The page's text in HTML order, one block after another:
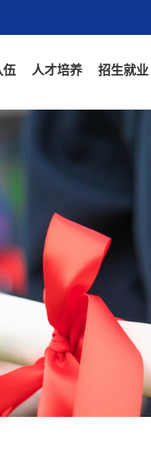
伍 人才培养 招生就业